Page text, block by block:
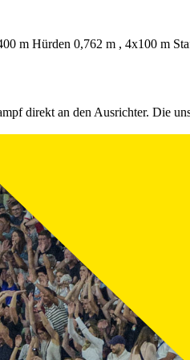
m Hürden 0,762 m , 4x100 m
direkt an den Ausrichter. Die